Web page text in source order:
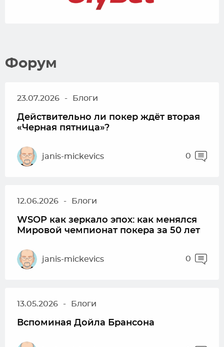
Форум
23.07.2026 - Блоги
Действительно ли покер ждёт вторая
«Черная пятница»?
janis-mickevics 0
12.06.2026 - Блоги
WSOP как зеркало эпох: как менялся
Мировой чемпионат покера за 50 лет
janis-mickevics 0
13.05.2026 - Блоги
Вспоминая Дойла Брансона